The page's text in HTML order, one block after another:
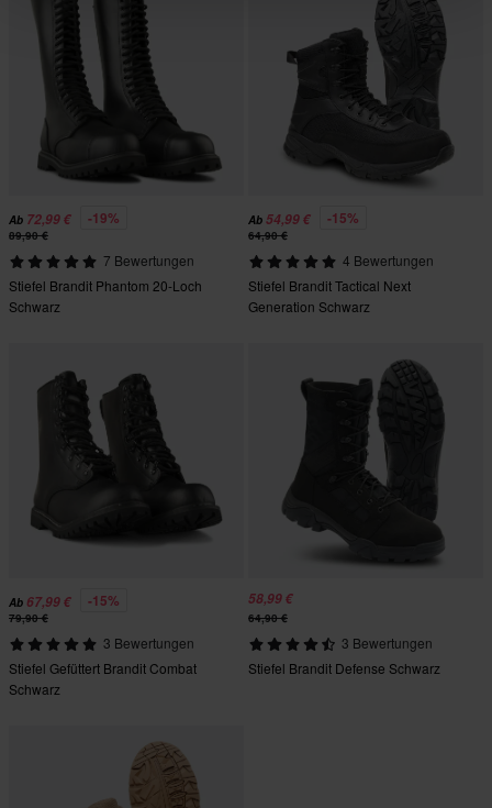
Ab 72,99 € -19%
89,90 €
7 Bewertungen
Stiefel Brandit Phantom 20-Loch
Schwarz
Ab 54,99 € -15%
64,90 €
4 Bewertungen
Stiefel Brandit Tactical Next
Generation Schwarz
Ab 67,99 € -15%
79,90 €
3 Bewertungen
Stiefel Gefüttert Brandit Combat
Schwarz
58,99 €
64,90 €
3 Bewertungen
Stiefel Brandit Defense Schwarz